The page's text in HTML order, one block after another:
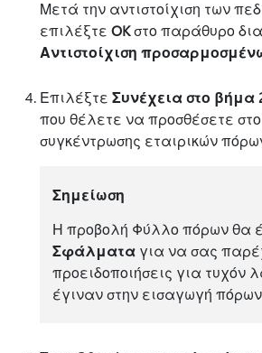
Μετά την αντιστοίχιση των
επιλέξτε OKστο παράθυρο
Αντιστοίχιση
Επιλέξτε Συνέχεια στο βήμα
που θέλετε να προσθέσετε
συγκέντρωσης εταιρικών
Σημείωση
Η προβολή Φύλλο πόρων θα
Σφάλματαγια να σας
προειδοποιήσεις για τυχόν
έγιναν στην εισαγωγή